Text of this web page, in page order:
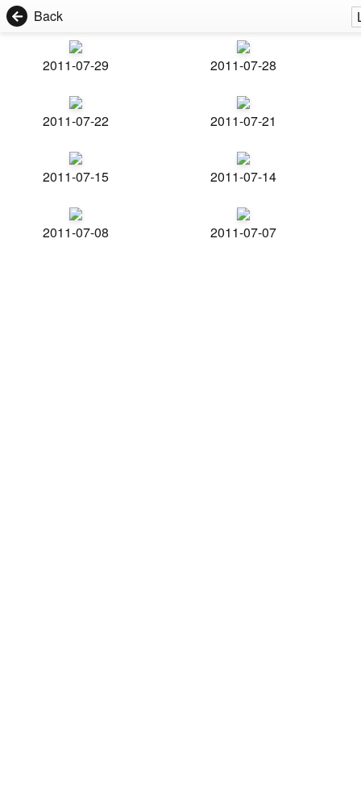
Back
2011-07-29 2011-07-28
2011-07-22 2011-07-21
2011-07-15 2011-07-14
2011-07-08 2011-07-07